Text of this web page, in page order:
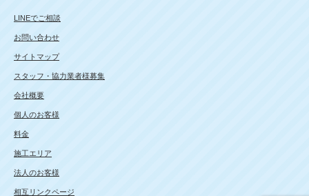
LINEでご相談
お問い合わせ
サイトマップ
スタッフ・協力業者様募集
会社概要
個人のお客様
料金
施工エリア
法人のお客様
相互リンクページ